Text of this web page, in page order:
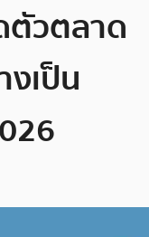
ตัวตลาด
เป็น